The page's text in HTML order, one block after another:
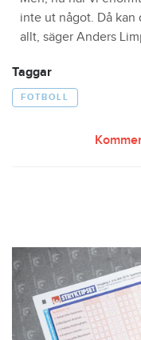
inte ut något. Då kan
allt, säger Anders
Taggar
FOTBOLL